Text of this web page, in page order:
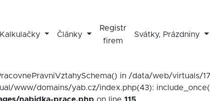
Kalkulačky Články
Registr
firem
Svátky, Prázdniny
in /data/web/
www/domains/yab.cz/index.php(43):